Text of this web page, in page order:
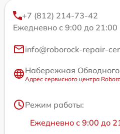
+7 (812) 214-73-42
Ежедневно с 9:00 до 21:00
info@roborock-repair-
Набережная
Адрес сервисного центра
Режим работы:
Ежедневно с 9:00 до